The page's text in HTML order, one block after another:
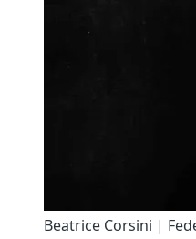
Beatrice Corsini |